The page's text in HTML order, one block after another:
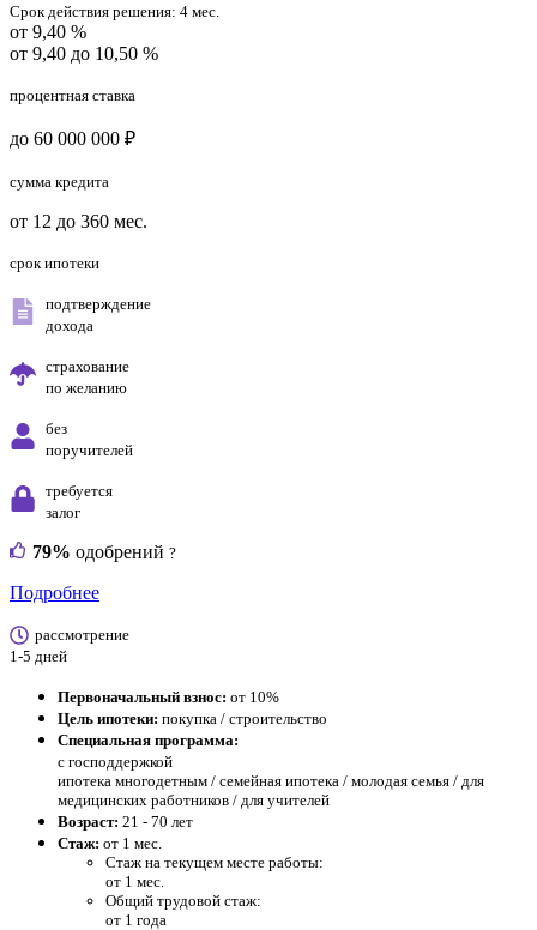
Срок действия решения: 4 мес.
от 9,40 %
от 9,40 до 10,50 %
процентная ставка
до 60 000 000 ₽
сумма кредита
от 12 до 360 мес.
срок ипотеки
подтверждение
дохода
страхование
по желанию
без
поручителей
требуется
залог
79% одобрений ?
Подробнее
рассмотрение
1-5 дней
Первоначальный взнос: от 10%
Цель ипотеки: покупка / строительство
Специальная программа:
с господдержкой
ипотека многодетным / семейная ипотека / молодая семья / для
медицинских работников / для учителей
Возраст: 21 - 70 лет
Стаж: от 1 мес.
Стаж на текущем месте работы:
от 1 мес.
Общий трудовой стаж:
от 1 года